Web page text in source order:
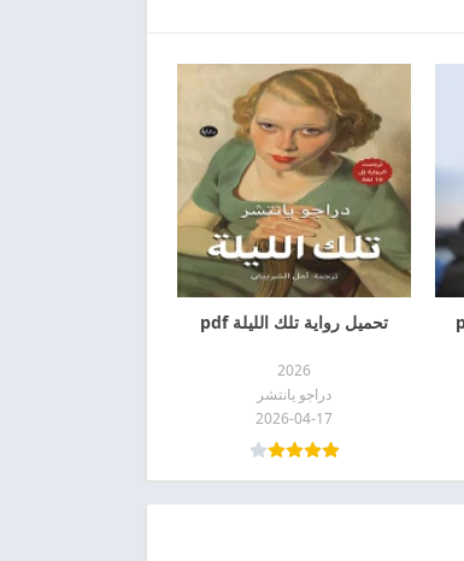
تحميل رواية تلك الليلة pdf
2026
دراجو يانتشر
2026-04-17